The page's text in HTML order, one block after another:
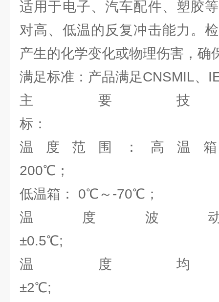
适用于电子、汽车配件、塑胶
对高、低温的反复冲击能力。
产生的化学变化或物理伤害，确
满足标准：产品满足CNSMIL、
主要
标
温度范围：高温
200℃
低温箱： 0℃～-70℃；
温度波
温度